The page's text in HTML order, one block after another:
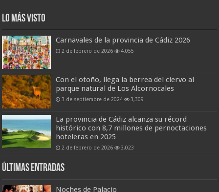
Lo más visto
Carnavales de la provincia de Cádiz 2026
2 de febrero de 2026 4,055
Con el otoño, llega la berrea del ciervo al
parque natural de Los Alcornocales
3 de septiembre de 2024 3,309
La provincia de Cádiz alcanza su récord
histórico con 8,7 millones de pernoctaciones
hoteleras en 2025
2 de febrero de 2026 3,023
Últimas entradas
Noches de Palacio